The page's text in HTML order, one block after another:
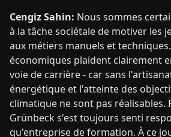
Cengiz Sahin: Nous sommes
à la tâche sociétale de motiver les
aux métiers manuels et
économiques plaident clairement
voie de carrière - car sans
énergétique et l'atteinte des
climatique ne sont pas réalisables.
Grünbeck s'est toujours senti
qu'entreprise de formation. À ce